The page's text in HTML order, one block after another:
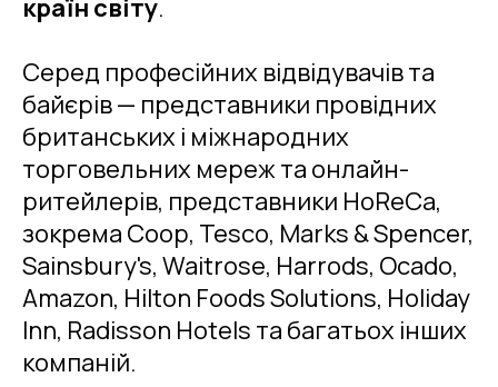
країн світу.
Серед професійних відвідувачів та
байєрів — представники провідних
британських і міжнародних
торговельних мереж та онлайн-
ритейлерів, представники HoReCa,
зокрема Coop, Tesco, Marks & Spencer,
Sainsbury's, Waitrose, Harrods, Ocado,
Amazon, Hilton Foods Solutions, Holiday
Inn, Radisson Hotels та багатьох інших
компаній.